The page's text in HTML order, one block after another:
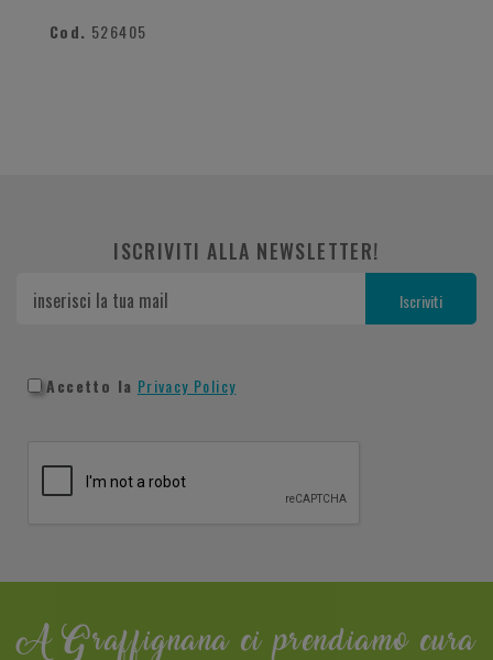
Cod. 526405
ISCRIVITI ALLA NEWSLETTER!
Accetto la Privacy Policy
A Graffignana ci prendiamo cura